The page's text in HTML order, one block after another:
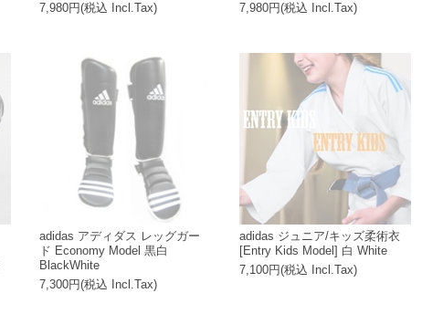
7,980円(税込 Incl.Tax)
7,980円(税込 Incl.Tax)
adidas アディダス レッグガー
ド Economy Model 黒白
BlackWhite
7,300円(税込 Incl.Tax)
adidas ジュニア/キッズ柔術衣
[Entry Kids Model] 白 White
7,100円(税込 Incl.Tax)